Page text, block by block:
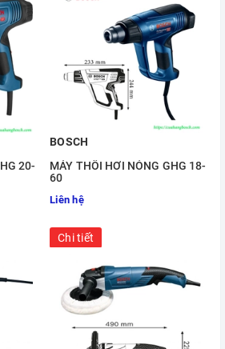
20-
BOSCH
MÁY THỔI HƠI NÓNG GHG 18-
60
Liên hệ
Chi tiết